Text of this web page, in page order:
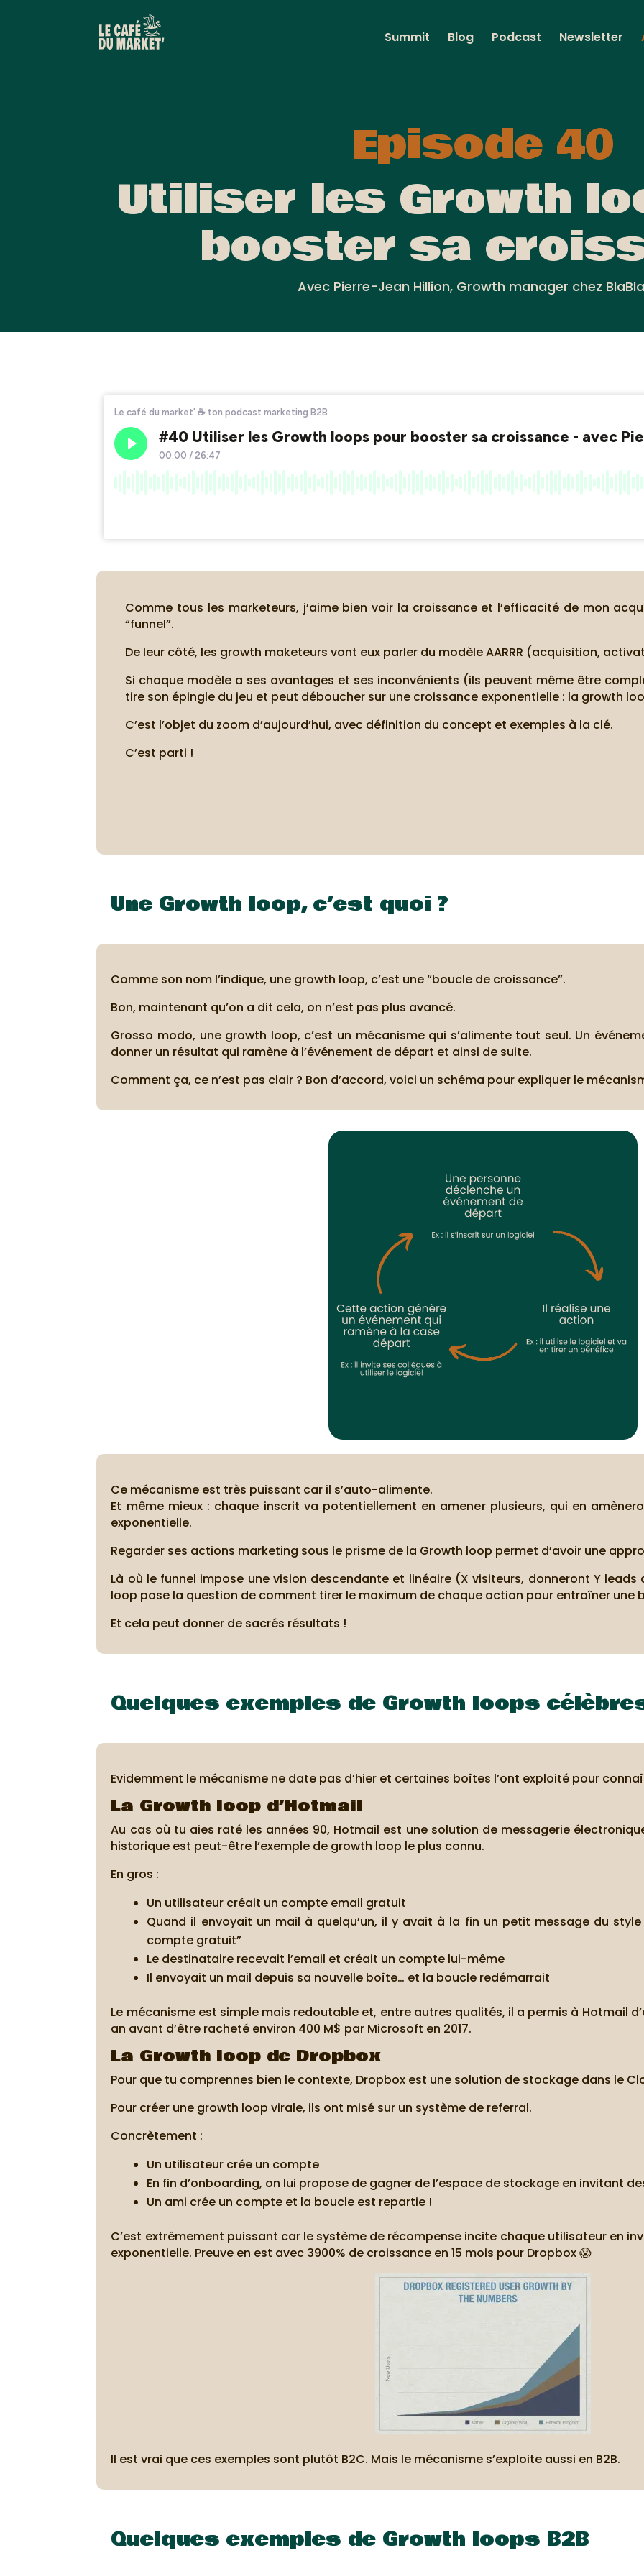
Summit Blog Podcast Newsletter
Episode 40
Utiliser les Growth
booster sa
Avec Pierre-Jean Hillion, Growth manager chez
Comme tous les marketeurs, j’aime bien voir la croissance et l’efficacité de mon
“funnel”.
De leur côté, les growth maketeurs vont eux parler du modèle AARRR (acquisition,
Si chaque modèle a ses avantages et ses inconvénients (ils peuvent même être
tire son épingle du jeu et peut déboucher sur une croissance exponentielle : la growth
C’est l’objet du zoom d’aujourd’hui, avec définition du concept et exemples à la clé.
C’est parti !
Une Growth loop, c’est quoi ?
Comme son nom l’indique, une growth loop, c’est une “boucle de croissance”.
Bon, maintenant qu’on a dit cela, on n’est pas plus avancé.
Grosso modo, une growth loop, c’est un mécanisme qui s’alimente tout seul. Un
donner un résultat qui ramène à l’événement de départ et ainsi de suite.
Comment ça, ce n’est pas clair ? Bon d’accord, voici un schéma pour expliquer le
Ce mécanisme est très puissant car il s’auto-alimente.
Et même mieux : chaque inscrit va potentiellement en amener plusieurs, qui en
exponentielle.
Regarder ses actions marketing sous le prisme de la Growth loop permet d’avoir une
Là où le funnel impose une vision descendante et linéaire (X visiteurs, donneront Y
loop pose la question de comment tirer le maximum de chaque action pour entraîner une
Et cela peut donner de sacrés résultats !
Quelques exemples de Growth loops
Evidemment le mécanisme ne date pas d’hier et certaines boîtes l’ont exploité pour
La Growth loop d’Hotmail
Au cas où tu aies raté les années 90, Hotmail est une solution de messagerie
historique est peut-être l’exemple de growth loop le plus connu.
En gros :
Un utilisateur créait un compte email gratuit
Quand il envoyait un mail à quelqu’un, il y avait à la fin un petit message du
compte gratuit”
Le destinataire recevait l’email et créait un compte lui-même
Il envoyait un mail depuis sa nouvelle boîte… et la boucle redémarrait
Le mécanisme est simple mais redoutable et, entre autres qualités, il a permis à Hotmail
an avant d’être racheté environ 400 M$ par Microsoft en 2017.
La Growth loop de Dropbox
Pour que tu comprennes bien le contexte, Dropbox est une solution de stockage dans le
Pour créer une growth loop virale, ils ont misé sur un système de referral.
Concrètement :
Un utilisateur crée un compte
En fin d’onboarding, on lui propose de gagner de l’espace de stockage en invitant
Un ami crée un compte et la boucle est repartie !
C’est extrêmement puissant car le système de récompense incite chaque utilisateur en
exponentielle. Preuve en est avec 3900% de croissance en 15 mois pour Dropbox 😱
Il est vrai que ces exemples sont plutôt B2C. Mais le mécanisme s’exploite aussi en B2B.
Quelques exemples de Growth loops B2B